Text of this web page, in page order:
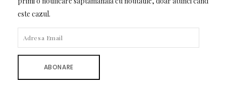
este cazul.
EMAIL
ABONARE